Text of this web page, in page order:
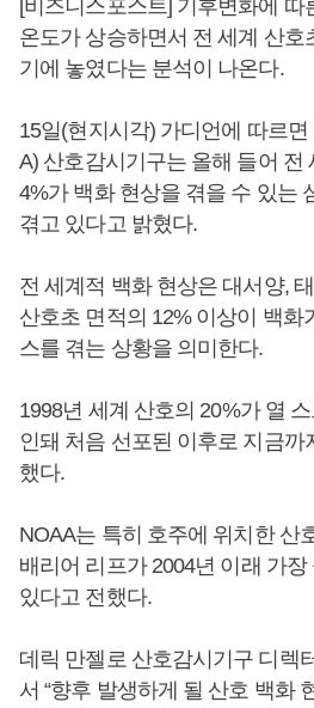
[비즈니스포스트] 기후변화에 따
온도가 상승하면서 전 세계 산호
기에 놓였다는 분석이 나온다.
15일(현지시각) 가디언에 따르
A) 산호감시기구는 올해 들어 전
4%가 백화 현상을 겪을 수 있는
겪고 있다고 밝혔다.
전 세계적 백화 현상은 대서양,
산호초 면적의 12% 이상이 백화
스를 겪는 상황을 의미한다.
1998년 세계 산호의 20%가 열
인돼 처음 선포된 이후로 지금까
했다.
NOAA는 특히 호주에 위치한 산
배리어 리프가 2004년 이래 가
있다고 전했다.
데릭 만젤로 산호감시기구 디렉
서 “향후 발생하게 될 산호 백화